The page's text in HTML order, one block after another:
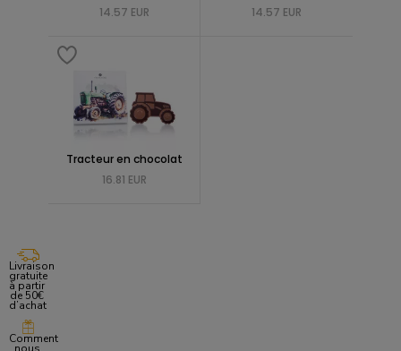
14.57 EUR
14.57 EUR
Tracteur en chocolat
16.81 EUR
Livraison
gratuite
à partir
de 50€
d’achat
Comment